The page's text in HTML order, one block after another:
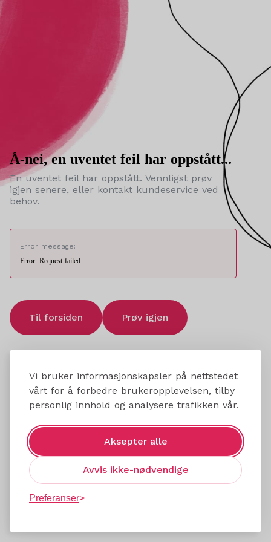
Vi bruker informasjonskapsler på nettstedet
vårt for å forbedre brukeropplevelsen, tilby
personlig innhold og analysere trafikken vår.
Aksepter alle
Avvis ikke-nødvendige
Preferanser
Å-nei, en uventet feil har oppstått...
En uventet feil har oppstått. Vennligst prøv
igjen senere, eller kontakt kundeservice ved
behov.
Error message:
Error: Request failed
Til forsiden Prøv igjen